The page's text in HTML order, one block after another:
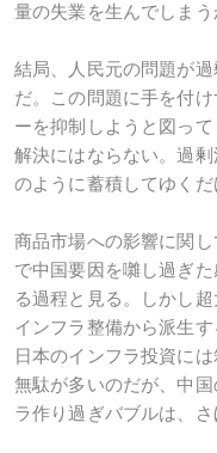
量の失業を生んでしまう
結局、人民元の問題が
だ。この問題に手を付
ーを抑制しようと図っ
解決にはならない。過
のように蓄積してゆくだ
商品市場への影響に関
で中国要因を囃し過ぎ
る過程と見る。しかし
インフラ整備から派生
日本のインフラ投資に
無駄が多いのだが、中
ラ作り過ぎバブルは、さ